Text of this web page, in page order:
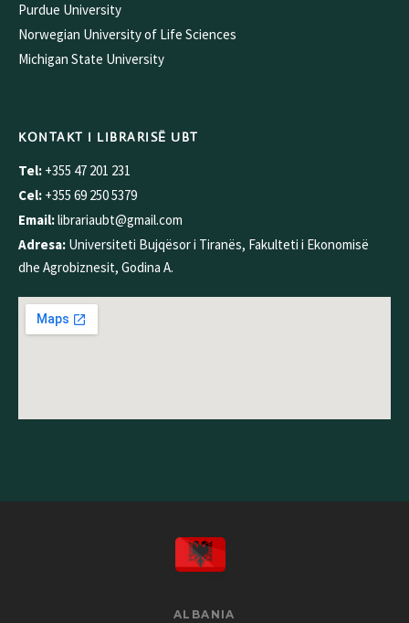
Purdue University
Norwegian University of Life Sciences
Michigan State University
KONTAKT I LIBRARISË UBT
Tel: +355 47 201 231
Cel: +355 69 250 5379
Email:librariaubt@gmail.com
Adresa: Universiteti Bujqësor i Tiranës, Fakulteti i Ekonomisë
dhe Agrobiznesit, Godina A.
ALBANIA